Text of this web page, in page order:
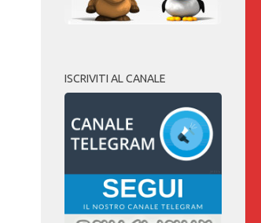
ISCRIVITI AL CANALE